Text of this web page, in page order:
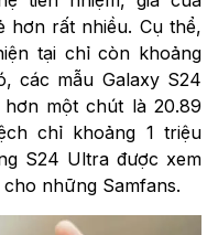
hơn rất nhiều. Cụ thể,
tại chỉ còn khoảng
các mẫu Galaxy S24
một chút là 20.89
chỉ khoảng 1 triệu
S24 Ultra được xem
những Samfans.